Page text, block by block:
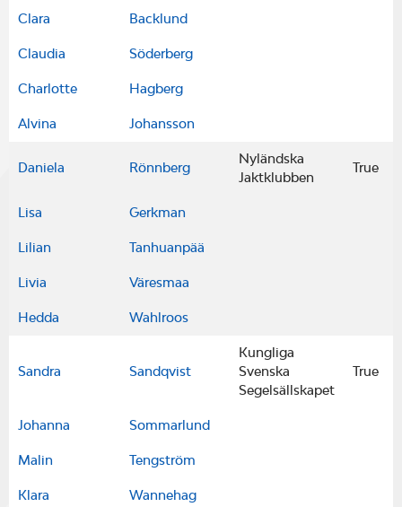
Clara Backlund
Claudia Söderberg
Charlotte Hagberg
Alvina Johansson
Daniela Rönnberg
Nyländska
Jaktklubben
True
Lisa Gerkman
Lilian Tanhuanpää
Livia Väresmaa
Hedda Wahlroos
Sandra Sandqvist
Kungliga
Svenska
Segelsällskapet
True
Johanna Sommarlund
Malin Tengström
Klara Wannehag